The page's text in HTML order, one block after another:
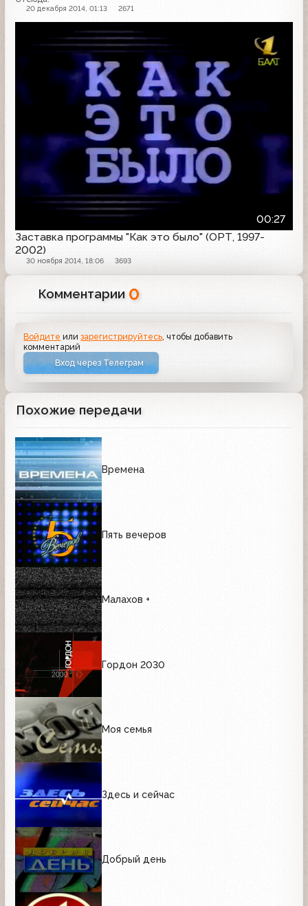
20 декабря 2014, 01:13 2671
00:27
Заставка программы "Как это было" (ОРТ, 1997-
2002)
30 ноября 2014, 18:06 3693
Комментарии 0
Войдите илизарегистрируйтесь , чтобы добавить
комментарий
Вход через Телеграм
Похожие передачи
Времена
Пять вечеров
Малахов +
Гордон 2030
Моя семья
Здесь и сейчас
Добрый день